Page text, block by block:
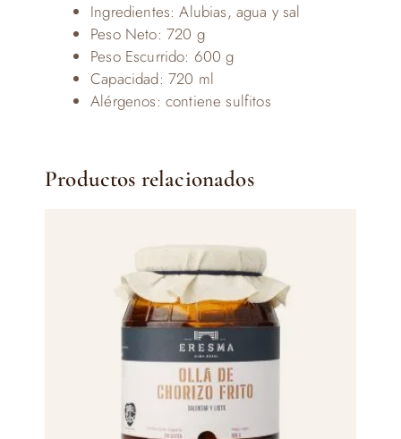
Ingredientes: Alubias, agua y sal
Peso Neto: 720 g
Peso Escurrido: 600 g
Capacidad: 720 ml
Alérgenos: contiene sulfitos
Productos relacionados